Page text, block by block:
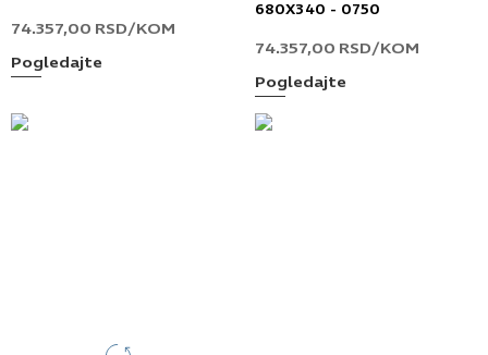
74.357,00 RSD/KOM
Pogledajte
680X340 - 0750
74.357,00 RSD/KOM
Pogledajte